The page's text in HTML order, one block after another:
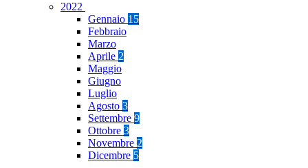
2022
Gennaio 15
Febbraio
Marzo
Aprile 2
Maggio
Giugno
Luglio
Agosto 3
Settembre 9
Ottobre 3
Novembre 2
Dicembre 5